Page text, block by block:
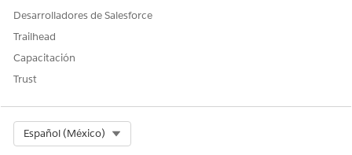
Desarrolladores de Salesforce
Trailhead
Capacitación
Trust
Español (México)